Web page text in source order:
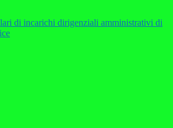
di incarichi dirigenziali amministrativi di